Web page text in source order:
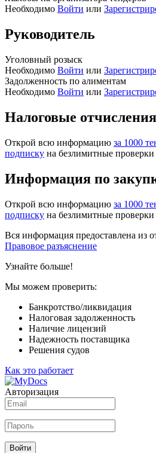
Необходимо Войти или
Руководитель
Уголовный розыск
Необходимо Войти или
Задолженность по алиментам
Необходимо Войти или
Налоговые отчисления
Открой всю информацию за 1000
подписку на безлимитные проверки
Информация по
Открой всю информацию за 1000
подписку на безлимитные проверки
Вся информация предоставлена из
Правовое разъяснение
Узнайте больше!
Мы можем проверить:
Банкротство/ликвидация
Налоговая задолженность
Наличие лицензий
Надежность поставщика
Решения судов
Как это работает
Авторизация
Войти